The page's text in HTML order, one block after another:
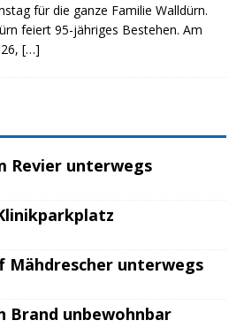
für die ganze Familie Walldürn.
feiert 95-jähriges Bestehen. Am
[…]
Revier unterwegs
Mähdrescher unterwegs
Brand unbewohnbar